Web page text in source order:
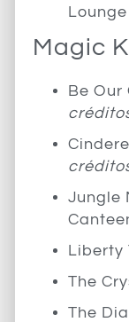
Lounge
Magic
Be Our
Jungle
Liberty
The
The